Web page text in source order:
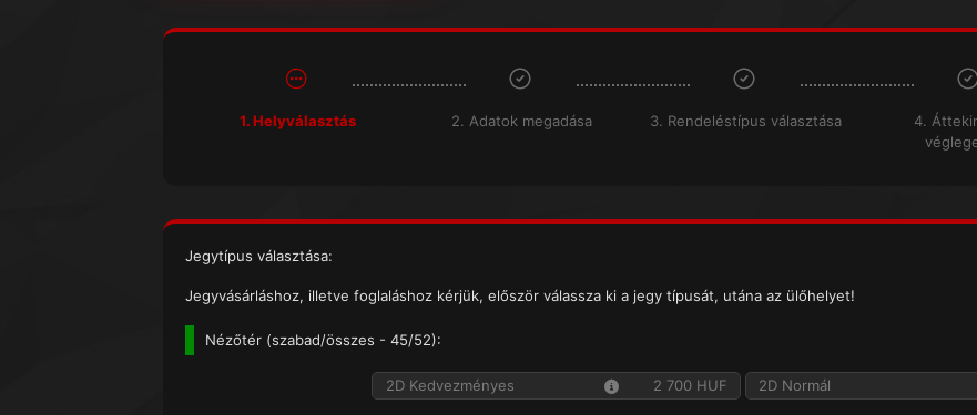
1. Helyválasztás 2. Adatok megadása 3. Rendeléstípus választása
4.
Jegytípus választása:
Jegyvásárláshoz, illetve foglaláshoz kérjük, először válassza ki a jegy típusát, utána az ülőhelyet!
Nézőtér (szabad/összes - 45/52):
2D Kedvezményes 2 700 HUF 2D Normál